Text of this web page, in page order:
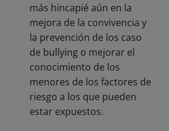
más hincapié aún en la
mejora de la convivencia y
la prevención de los caso
de bullying o mejorar el
conocimiento de los
menores de los factores de
riesgo a los que pueden
estar expuestos.